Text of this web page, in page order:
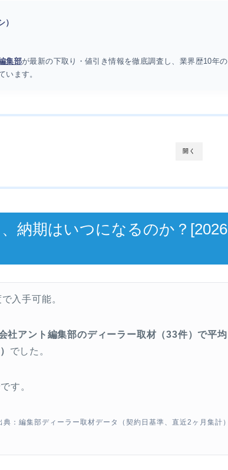
集部が最新の下取り・値引き情報を徹底調査し、業界歴10年の
います。
開く
納期はいつになるのか？[2026
入手可能。
社アント編集部のディーラー取材（33件）で平均
でした。
す。
典：編集部ディーラー取材データ（契約日基準、直近2ヶ月集計）